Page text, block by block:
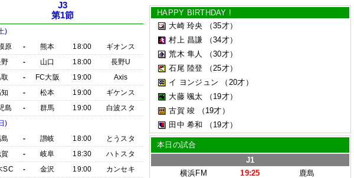
J3
第1節
)
原
- 熊本 18:00
ギオンス
- 山口 18:00
長野U
- FC大阪 19:00
Axis
- 松本 19:00
ギケンス
島
- 群馬 19:00
白波スタ
)
- 讃岐 18:00
とうスタ
- 岐阜 18:30
ハトスタ
SC
- 金沢 19:00
カンセキ
HAPPY BIRTHDAY !
大崎 玲央
（35才）
村上 昌謙
（34才）
荒木 隼人
（30才）
石尾 陸登
（25才）
イ ヨンジュン
（20才）
大藤 颯太
（19才）
古賀 竣
（19才）
田中 希和
（19才）
本日の試合
J1
横浜FM
19:25
鹿島